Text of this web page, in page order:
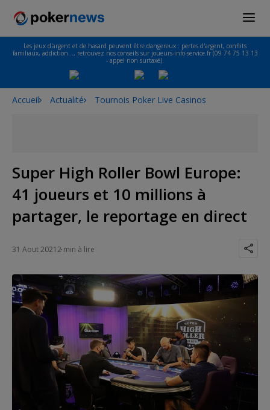
Les jeux d'argent et de hasard peuvent être dangereux : pertes d'argent, conflits
familiaux, addiction…, retrouvez nos conseils sur joueurs-info-service.fr (09 74 75 13 13
- appel non surtaxé).
Accueil Actualité Tournois Poker Live Casinos
Super High Roller Bowl Europe:
41 joueurs et 10 millions à
partager, le reportage en direct
31 Aout 20212 min à lire